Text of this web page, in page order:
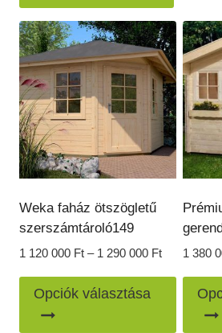
Weka faház ötszögletű
szerszámtároló149
1 120 000 Ft – 1 290 000 Ft
Opciók választása
Ennek
1 380